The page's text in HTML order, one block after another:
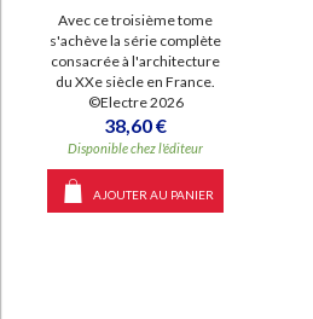
Avec ce troisième tome
s'achève la série complète
consacrée à l'architecture
du XXe siècle en France.
©Electre 2026
38,60 €
Disponible chez l'éditeur
AJOUTER AU PANIER